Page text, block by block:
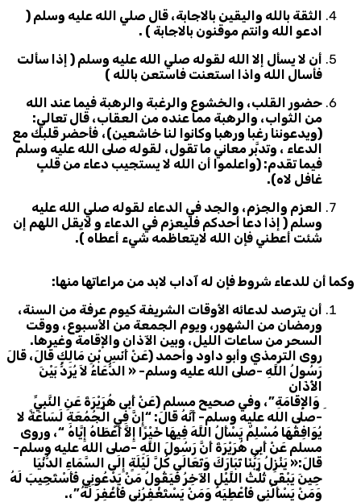
الثقة بالله واليقين بالاجابة، قال صلي الله عليه وسلم (
ادعو الله وانتم موقنون بالاجابة ) .
أن لا يسأل إلا الله لقوله صلي الله عليه وسلم ( إذا سألت
فأسال الله واذا استعنت فاستعن بالله )
حضور القلب، والخشوع والرغبة والرهبة فيما عند الله
من الثواب، والرهبة مما عنده من العقاب، قال تعالي:
(ويدعوننا رغبا ورهبا وكانوا لنا خاشعين)، فأحضر قلبك مع
الدعاء ، وتدبَّر معاني ما تقول، لقوله صلى الله عليه وسلم
فيما تقدم: (واعلموا أن الله لا يستجيب دعاء من قلبٍ
غافل لاه).
العزم والجزم، والجد في الدعاء لقوله صلي الله عليه
وسلم ( إذا دعا أحدكم فليعزم في الدعاء و لايقل اللهم إن
شئت أعطني فإن الله لايتعاظمه شيء أعطاه ).
وكما أن للدعاء شروط فإن له آداب لابد من مراعاتها منها:
أن يترصد لدعائه الأوقات الشريفة كيوم عرفة من السنة،
ورمضان من الشهور، ويوم الجمعة من الأسبوع، ووقت
السحر من ساعات الليل، وبين الآذان والإقامة وغيرها.
روى الترمذي وأبو داود وأحمد (عَنْ أَنَسِ بْنِ مَالِكٍ قَالَ، قَالَ
رَسُولُ اللَّهِ -صلى الله عليه وسلم- « الدُّعَاءُ لاَ يُرَدُّ بَيْنَ
الأَذَان
ِ وَالإِقَامَةِ”، وفي صحيح مسلم (عَنْ أَبِى هُرَيْرَةَ عَنِ النَّبِيِّ
-صلى الله عليه وسلم- أَنَّهُ قَالَ: “إِنَّ فِي الْجُمُعَةِ لَسَاعَةً لا
يُوَافِقُهَا مُسْلِمٌ يَسْأَلُ اللَّهَ فِيهَا خَيْرًا إِلاَّ أَعْطَاهُ إِيَّاهُ “، وروى
مسلم عَنْ أَبِى هُرَيْرَةَ أَنَّ رَسُولَ اللَّهِ -صلى الله عليه وسلم-
قَالَ:« يَنْزِلُ رَبُّنَا تَبَارَكَ وَتَعَالَى كُلَّ لَيْلَةٍ إِلَى السَّمَاءِ الدُّنْيَا
حِينَ يَبْقَى ثُلُثُ اللَّيْلِ الآخِرُ فَيَقُولُ مَنْ يَدْعُونِي فَأَسْتَجِيبَ لَهُ
وَمَنْ يَسْأَلُنِي فَأُعْطِيَهُ وَمَنْ يَسْتَغْفِرُنِي فَأَغْفِرَ لَهُ”،.